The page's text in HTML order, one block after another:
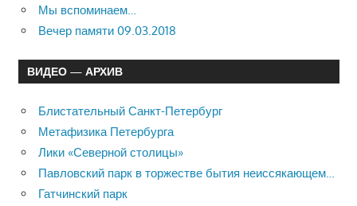
Мы вспоминаем…
Вечер памяти 09.03.2018
ВИДЕО — АРХИВ
Блистательный Санкт-Петербург
Метафизика Петербурга
Лики «Северной столицы»
Павловский парк в торжестве бытия неиссякающем…
Гатчинский парк